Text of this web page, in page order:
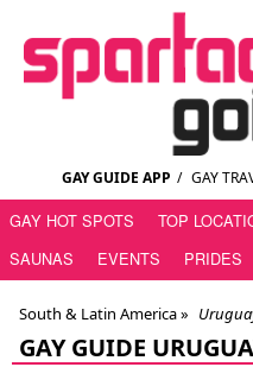
GAY GUIDE APP / GAY
GAY HOT SPOTS TOP
SAUNAS
EVENTS PRIDES
South & Latin America »
GAY GUIDE